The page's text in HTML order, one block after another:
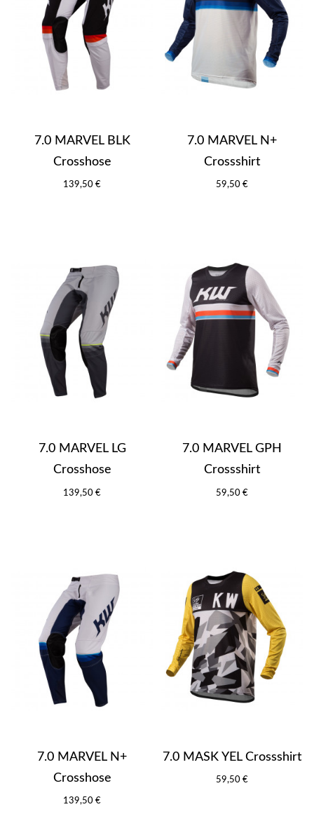
7.0 MARVEL BLK
Crosshose
139,50 €
7.0 MARVEL N+
Crossshirt
59,50 €
7.0 MARVEL LG
Crosshose
139,50 €
7.0 MARVEL GPH
Crossshirt
59,50 €
7.0 MARVEL N+
Crosshose
139,50 €
7.0 MASK YEL Crossshirt
59,50 €